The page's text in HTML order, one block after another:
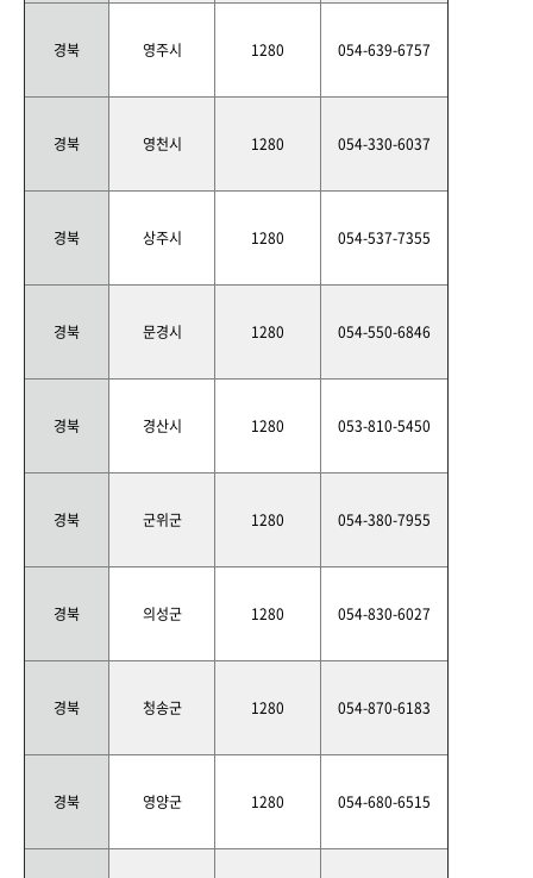
경북 영주시 1280 054-639-6757
경북 영천시 1280 054-330-6037
경북 상주시 1280 054-537-7355
경북 문경시 1280 054-550-6846
경북 경산시 1280 053-810-5450
경북 군위군 1280 054-380-7955
경북 의성군 1280 054-830-6027
경북 청송군 1280 054-870-6183
경북 영양군 1280 054-680-6515